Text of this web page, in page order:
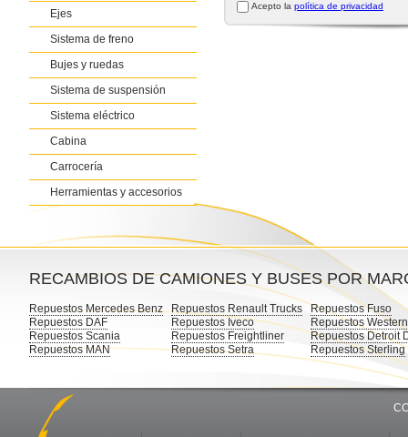
Ejes
Sistema de freno
Bujes y ruedas
Sistema de suspensión
Sistema eléctrico
Cabina
Carrocería
Herramientas y accesorios
Acepto la política de privacidad
RECAMBIOS DE CAMIONES Y BUSES POR
Repuestos Mercedes Benz
Repuestos DAF
Repuestos Scania
Repuestos MAN
Repuestos Renault Trucks
Repuestos Iveco
Repuestos Freightliner
Repuestos Setra
Repuestos Fuso
Repuestos
Repuestos Detroit
Repuestos Sterling